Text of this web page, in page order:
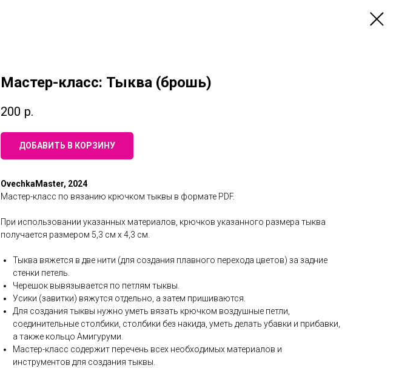
Мастер-класс: Тыква (брошь)
200 р.
ДОБАВИТЬ В КОРЗИНУ
OvechkaMaster, 2024
Мастер-класс по вязанию крючком тыквы в формате PDF.
При использовании указанных материалов, крючков указанного размера тыква
получается размером 5,3 см х 4,3 см.
Тыква вяжется в две нити (для создания плавного перехода цветов) за задние
стенки петель.
Черешок вывязывается по петлям тыквы.
Усики (завитки) вяжутся отдельно, а затем пришиваются.
Для создания тыквы нужно уметь вязать крючком воздушные петли,
соединительные столбики, столбики без накида, уметь делать убавки и прибавки,
а также кольцо Амигуруми.
Мастер-класс содержит перечень всех необходимых материалов и
инструментов для создания тыквы.